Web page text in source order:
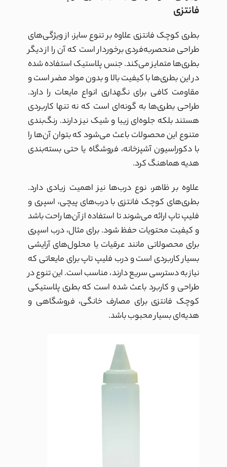
فانتزی
بطری کوچک فانتزی علاوه بر تنوع سایز، از ویژگی‌های
طراحی منحصربه‌فردی برخوردار است که آن را از دیگر
بطری‌ها متمایز می‌کند. جنس پلاستیک استفاده شده
در این بطری‌ها با کیفیت بالا و بدون مواد مضر است و
مقاومت کافی برای نگهداری انواع مایعات را دارد.
طراحی بطری‌ها به گونه‌ای است که نه تنها کاربردی
هستند بلکه جلوه‌ای زیبا و شیک نیز دارند. رنگ‌بندی
متنوع این محصولات باعث می‌شود که بتوان آن‌ها را
با دکوراسیون آشپزخانه، فروشگاه یا حتی بسته‌بندی
هدیه هماهنگ کرد.
علاوه بر ظاهر، نوع درب‌ها نیز اهمیت زیادی دارد.
بطری‌های کوچک فانتزی با درب‌های پیچی، اسپری و
فلیپ تاپ ارائه می‌شوند تا استفاده از آن‌ها راحت باشد
و کیفیت محتویات حفظ شود. برای مثال، درب اسپری
برای محصولاتی مانند عرقیات یا محلول‌های آرایشی
بسیار کاربردی است و درب فلیپ تاپ برای مایعاتی که
نیاز به دسترسی سریع دارند، مناسب است. این تنوع در
طراحی و کاربرد باعث شده است که بطری پلاستیکی
کوچک فانتزی برای مصارف خانگی، فروشگاهی و
هدیه‌ای بسیار محبوب باشد.